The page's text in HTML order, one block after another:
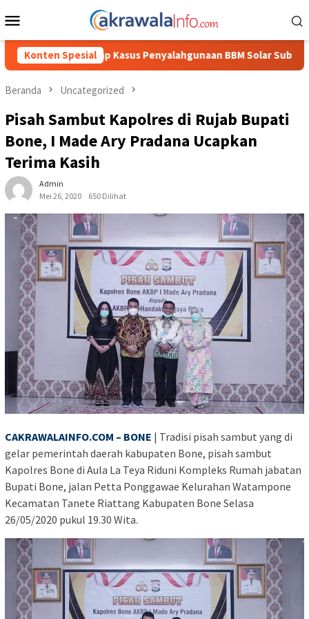
ke
Mobile
Konten SpesialBBM Solar Subsidi, Kasat Reskrim Polres Toraja
Beranda Uncategorized
Pisah Sambut Kapolres di Rujab Bupati
Bone, I Made Ary Pradana Ucapkan
Terima Kasih
Admin
Mei 26, 2020
650 Dilihat
CAKRAWALAINFO.COM – BONE | Tradisi pisah sambut yang di
gelar pemerintah daerah kabupaten Bone, pisah sambut
Kapolres Bone di Aula La Teya Riduni Kompleks Rumah jabatan
Bupati Bone, jalan Petta Ponggawae Kelurahan Watampone
Kecamatan Tanete Riattang Kabupaten Bone Selasa
26/05/2020 pukul 19.30 Wita.